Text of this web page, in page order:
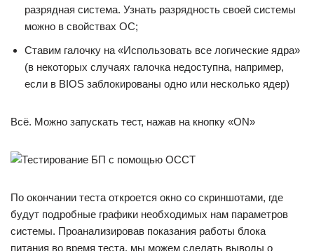
разрядная система. Узнать разрядность своей системы
можно в свойствах ОС;
Ставим галочку на «Использовать все логические ядра»
(в некоторых случаях галочка недоступна, например,
если в BIOS заблокированы одно или несколько ядер)
Всё. Можно запускать тест, нажав на кнопку «ON»
По окончании теста откроется окно со скриншотами, где
будут подробные графики необходимых нам параметров
системы. Проанализировав показания работы блока
питания во время теста, мы можем сделать выводы о